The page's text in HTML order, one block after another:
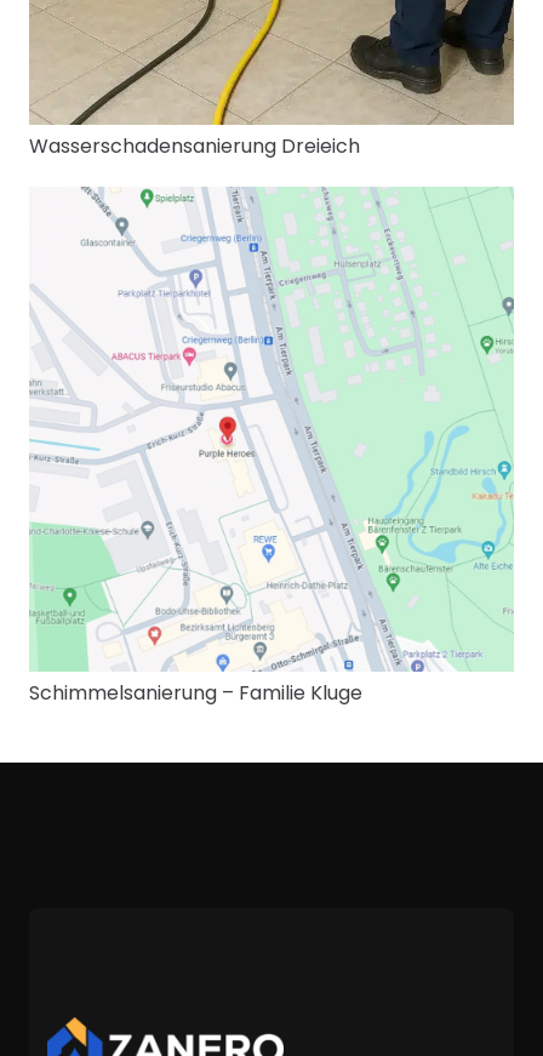
Wasserschadensanierung Dreieich
Schimmelsanierung – Familie Kluge